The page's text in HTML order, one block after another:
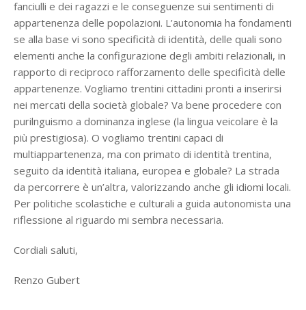
fanciulli e dei ragazzi e le conseguenze sui sentimenti di
appartenenza delle popolazioni. L’autonomia ha fondamenti
se alla base vi sono specificità di identità, delle quali sono
elementi anche la configurazione degli ambiti relazionali, in
rapporto di reciproco rafforzamento delle specificità delle
appartenenze. Vogliamo trentini cittadini pronti a inserirsi
nei mercati della società globale? Va bene procedere con
purilnguismo a dominanza inglese (la lingua veicolare è la
più prestigiosa). O vogliamo trentini capaci di
multiappartenenza, ma con primato di identità trentina,
seguito da identità italiana, europea e globale? La strada
da percorrere è un’altra, valorizzando anche gli idiomi locali.
Per politiche scolastiche e culturali a guida autonomista una
riflessione al riguardo mi sembra necessaria.
Cordiali saluti,
Renzo Gubert